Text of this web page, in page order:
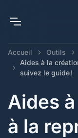
Accueil Outils
Aides à la
suivez le guide !
Aides
à la